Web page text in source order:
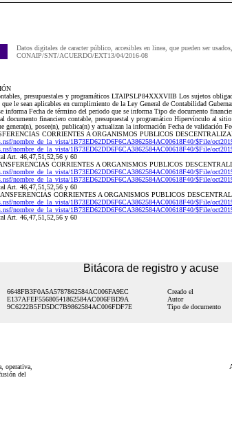
Datos digitales de caracter público, accesibles en linea, que pueden ser
CONAIP/SNT/ACUERDO/EXT13/04/2016-08
presupuestales y programáticos LTAIPSLP84XXXVIIB Los sujetos
le sean aplicables en cumplimiento de la Ley General de Contabilidad
informa Fecha de término del periodo que se informa Tipo de documento
documento financiero contable, presupuestal y programático Hipervínculo al
genera(n), posee(n), publica(n) y actualizan la información Fecha de validación
CORRIENTES A ORGANISMOS PUBLICOS
nombre_de_la_vista/1B73ED62DD6F6CA3862584AC00618F40/$File/
nombre_de_la_vista/1B73ED62DD6F6CA3862584AC00618F40/$File/
Art. 46,47,51,52,56 y 60
CORRIENTES A ORGANISMOS PUBLICOS
nombre_de_la_vista/1B73ED62DD6F6CA3862584AC00618F40/$File/
nombre_de_la_vista/1B73ED62DD6F6CA3862584AC00618F40/$File/
Art. 46,47,51,52,56 y 60
CORRIENTES A ORGANISMOS PUBLICOS
nombre_de_la_vista/1B73ED62DD6F6CA3862584AC00618F40/$File/
nombre_de_la_vista/1B73ED62DD6F6CA3862584AC00618F40/$File/
Art. 46,47,51,52,56 y 60
Bitácora de registro y acuse
6648FB3F0A5A5787862584AC006FA9EC Creado el
E137AFEF55680541862584AC006FBD9A Autor
9C6222B5FD5DC7B9862584AC006FDF7E Tipo de documento
operativa,
del